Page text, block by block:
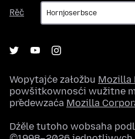
Rěč
Rěč
Wopytajće załožbu Mozilla
powšitkownosći wužitne
předewzaća Mozilla
Dźěle tutoho wobsaha